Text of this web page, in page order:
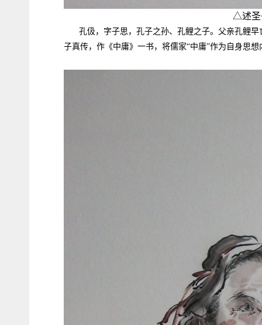
△述圣
孔伋，字子思，孔子之孙、孔鲤之子。父亲孔鲤
子真传，作《中庸》一书，将儒家“中庸”作为自身思